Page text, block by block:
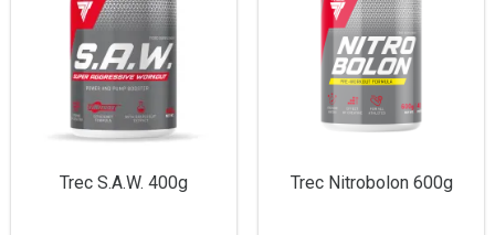
Trec S.A.W. 400g Trec Nitrobolon 600g